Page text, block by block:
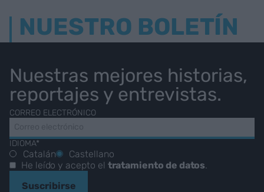
NUESTRO BOLETÍN
Nuestras mejores historias,
reportajes y entrevistas.
CORREO ELECTRÓNICO
IDIOMA*
Catalán
Castellano
He leído y acepto el tratamiento de datos
Suscribirse